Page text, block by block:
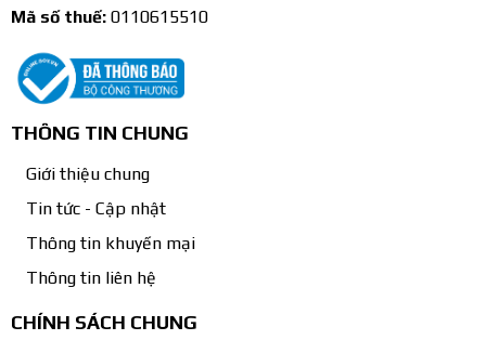
Mã số thuế: 0110615510
THÔNG TIN CHUNG
Giới thiệu chung
Tin tức - Cập nhật
Thông tin khuyến mại
Thông tin liên hệ
CHÍNH SÁCH CHUNG